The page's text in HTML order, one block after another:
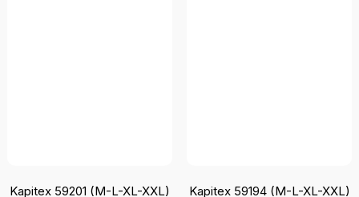
Kapitex 59201 (M-L-XL-XXL)
Kapitex 59194 (M-L-XL-XXL)